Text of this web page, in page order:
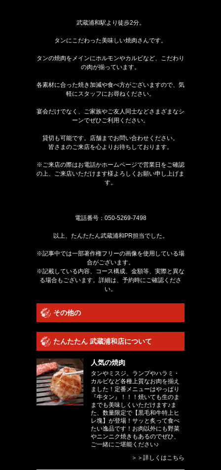
武蔵浦和駅より徒歩2分。
タンにこだわった美味しい焼肉さんです。
タンの焼肉をメインにホルモンやカルビなど、こだわり
の肉が揃っています。
各素材に合った焼き加減や食べ方がございますので、気
軽にスタッフにお尋ねください。
宴会だけでなく、ご家族やご友人同士などさまざまなシ
ーンでぜひご利用ください。
貸切も可能です。店舗までお問い合わせください。
皆さまのご来店を心よりお待ちしております。
※ご来店の際はお電話かホームページで営業日をご確認
の上、ご来店いただけます様よろしくお願い申し上げま
す。
電話番号： 050-5269-7498
以上、たんたたん武蔵浦和PR担当でした。
※記事中では一部著作権フリーの画像を使用している場
合がございます。
※記載している内容、コース構成、金額等、実際と異な
る場合もございます。詳細は、予約時にご確認くださ
い。
その他の
たんたたん 武蔵浦和店について
人気の焼肉
タンやミスジ。ランプやハラミ・
カルビなど各種上質なお肉を揃え
ました！定番メニューはやっぱり
『牛タン』！！！焼いても生のま
までも美味しくいただけます♪ま
た、数量限定で【黒毛和牛特上ヒ
レ塊】が登場！サッと炙って食べ
たい逸品です！お肉以外にも野菜
やニンニク焼きもあるのでぜひ、
ご一緒にご堪能ください♪
＞＞詳しくはこちら